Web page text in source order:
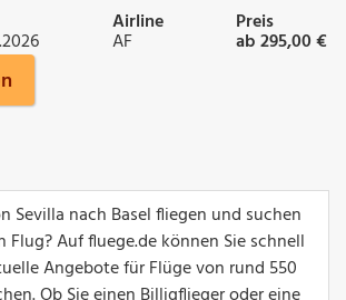
Airline
AF
Preis
ab 295,00 €
Sevilla nach Basel fliegen und suchen
Auf fluege.de können Sie schnell
Angebote für Flüge von rund 550